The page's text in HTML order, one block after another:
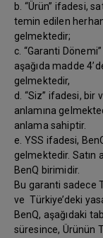
b. “Ürün” ifadesi,
temin edilen
gelmektedir;
c. “Garanti
aşağıda madde
gelmektedir,
d. “Siz” ifadesi, bir
anlamına
anlama sahiptir.
e. YSS ifadesi,
gelmektedir. Satın
BenQ birimidir.
Bu garanti sadece
ve Türkiye’deki
BenQ, aşağıdaki
süresince, Ürünün